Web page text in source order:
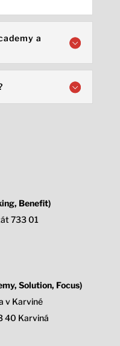
a
Benefit)
733 01
Solution, Focus)
v Karviné
40 Karviná